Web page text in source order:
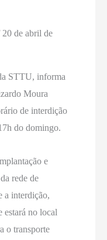
20 de abril de
STTU, informa
Moura
de interdição
do domingo.
e
rede de
a interdição,
estará no local
o transporte